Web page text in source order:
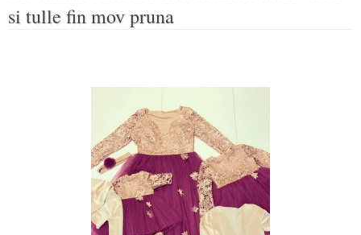
si tulle fin mov pruna